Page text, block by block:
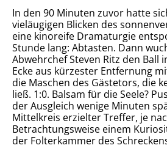
In den 90 Minuten zuvor hatte
vieläugigen Blicken des
eine kinoreife Dramaturgie
Stunde lang: Abtasten. Dann
Abwehrchef Steven Ritz den Ball
Ecke aus kürzester Entfernung
die Maschen des Gästetors, die
ließ. 1:0. Balsam für die Seele?
der Ausgleich wenige Minuten
Mittelkreis erzielter Treffer, je
Betrachtungsweise einem
der Folterkammer des